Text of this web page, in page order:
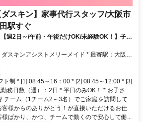
スキン】家事代行スタッフ/大阪市
駅すぐ
週2日～/午前・午後だけOK/未経験OK！】子供
週シフト提出で家庭と両立可！
、Ｏｓａｋａ Ｍｅｔｒｏ千日前線 野田阪神
徒歩6分、 * 住所：大阪府大阪市福島区吉野
！
ト制 * [1] 08:45～16：00 * [2] 08:45～12:00 * [3]
務日数（週）：2日 * 平日のみOK！ * お子さ...
チーム（1チーム2～3名）でご家庭を訪問して
様からのありがとう！が直接いただけるお仕
ばかり、かつ、チームで動くので安心して働...